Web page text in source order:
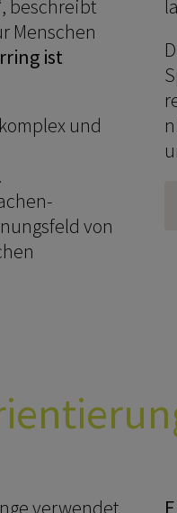
beschreibt
Menschen
ist
und
von
verwendet